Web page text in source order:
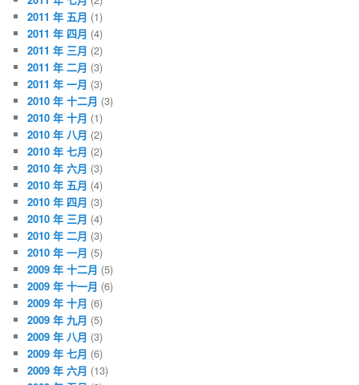
2011 年 五月 (1)
2011 年 四月 (4)
2011 年 三月 (2)
2011 年 二月 (3)
2011 年 一月 (3)
2010 年 十二月 (3)
2010 年 十月 (1)
2010 年 八月 (2)
2010 年 七月 (2)
2010 年 六月 (3)
2010 年 五月 (4)
2010 年 四月 (3)
2010 年 三月 (4)
2010 年 二月 (3)
2010 年 一月 (5)
2009 年 十二月 (5)
2009 年 十一月 (6)
2009 年 十月 (6)
2009 年 九月 (5)
2009 年 八月 (3)
2009 年 七月 (6)
2009 年 六月 (13)